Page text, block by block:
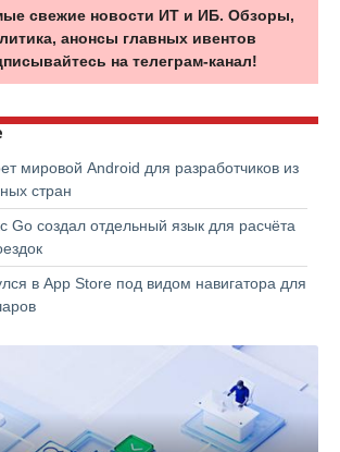
свежие новости ИТ и ИБ. Обзоры,
анонсы главных ивентов
на телеграм-канал!
мировой Android для разработчиков из
стран
Go создал отдельный язык для расчёта
в App Store под видом навигатора для